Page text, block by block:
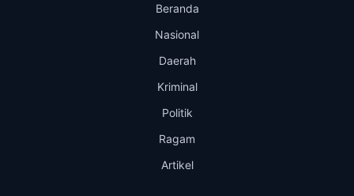
Beranda
Nasional
Daerah
Kriminal
Politik
Ragam
Artikel